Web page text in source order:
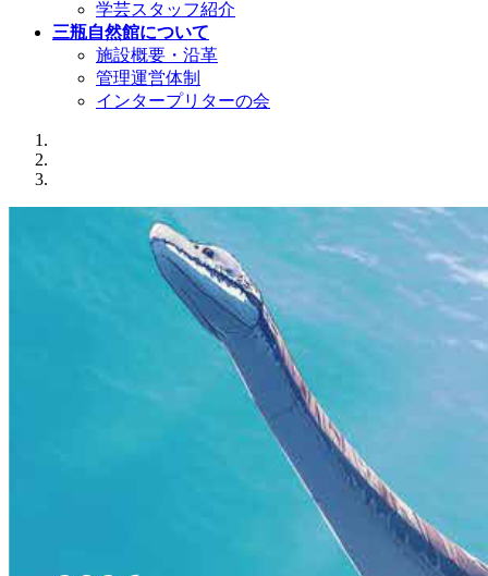
学芸スタッフ紹介
三瓶自然館について
施設概要・沿革
管理運営体制
インタープリターの会